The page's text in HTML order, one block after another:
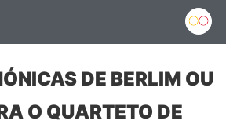
DE BERLIM OU
O QUARTETO DE